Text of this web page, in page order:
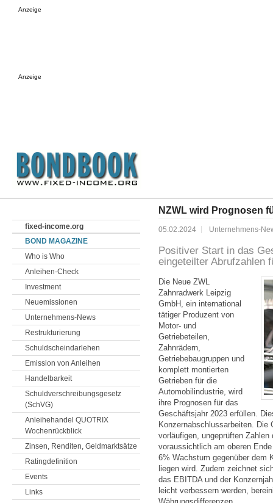
Anzeige
Anzeige
NZWL wird Prognosen
05.02.2024 Unternehmens-
Positiver Start in das
eingeteilter Abrufzahlen
Die Neue ZWL
Zahnradwerk Leipzig
GmbH, ein international
tätiger Produzent von
Motor- und
Getriebeteilen,
Zahnrädern,
Getriebebaugruppen und
komplett montierten
Getrieben für die
Automobilindustrie, wird
ihre Prognosen für das
Geschäftsjahr 2023 erfüllen.
Konzernabschlussarbeiten.
vorläufigen, ungeprüften
voraussichtlich am oberen
6% Wachstum gegenüber dem
liegen wird. Zudem zeichnet
das EBITDA und der
leicht verbessern werden,
fixed-income.org
BOND MAGAZINE
Who is Who
Anleihen-Check
Investment
Neuemissionen
Unternehmens-News
Restrukturierung
Schuldscheindarlehen
Emission von Anleihen
Handelbarkeit
Schuldverschreibungsgesetz
(SchVG)
Anleihehandel QUOTRIX
Wochenrückblick
Zinsen, Renditen, Geldmarktsätze
Ratingdefinition
Events
Links